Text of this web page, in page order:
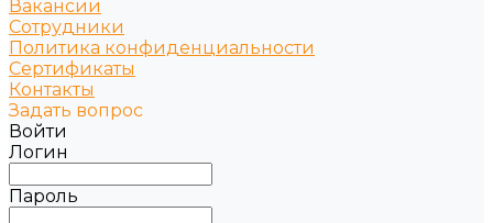
Вакансии
Сотрудники
Политика конфиденциальности
Сертификаты
Контакты
Задать вопрос
Войти
Логин
Пароль